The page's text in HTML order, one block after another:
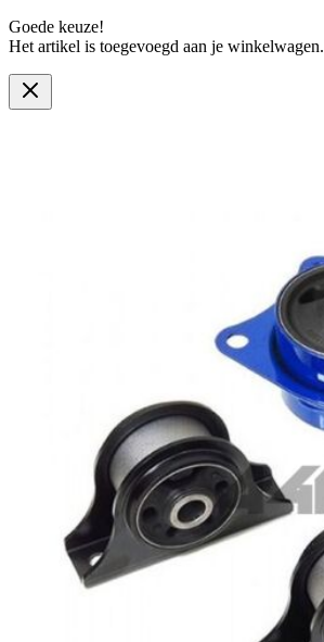
Goede keuze!
Het artikel is toegevoegd aan je winkelwagen.